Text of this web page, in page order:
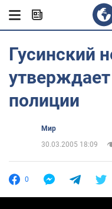
Гусинский
полиции
Мир
30.03.2005 18:09
0